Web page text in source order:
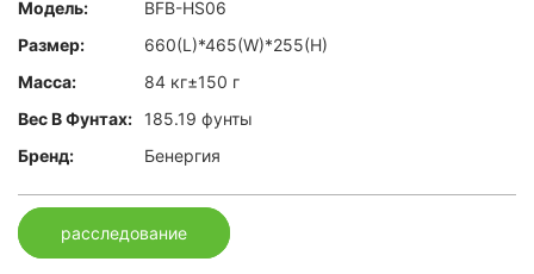
Модель:
BFB-HS06
Размер:
660(L)*465(W)*255(H)
Масса:
84 кг±150 г
Вес В Фунтах:
185.19 фунты
Бренд:
Бенергия
расследование